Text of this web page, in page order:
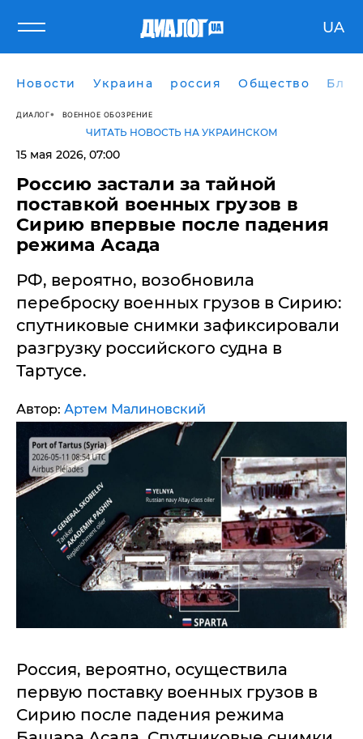
UA
Новости Украина россия Общество
ДИАЛОГ ВОЕННОЕ ОБОЗРЕНИЕ
ЧИТАТЬ НОВОСТЬ НА УКРАИНСКОМ
15 мая 2026, 07:00
Россию застали за тайной
поставкой военных грузов в
Сирию впервые после падения
режима Асада
РФ, вероятно, возобновила
переброску военных грузов в Сирию:
спутниковые снимки зафиксировали
разгрузку российского судна в
Тартусе.
Автор: Артем Малиновский
Россия, вероятно, осуществила
первую поставку военных грузов в
Сирию после падения режима